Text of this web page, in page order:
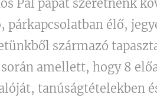
Pál pápát szeretnénk
élő,
származó
amellett, hogy 8
tanúságtételekben